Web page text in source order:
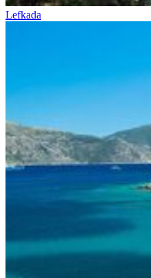
Lefkada